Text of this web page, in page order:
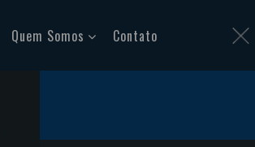
Quem Somos Contato